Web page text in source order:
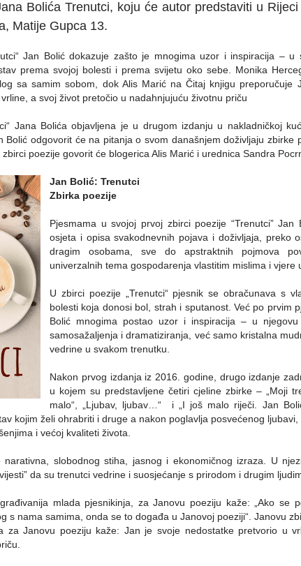
Bolića Trenutci, koju će autor predstaviti u
Matije Gupca 13.
Jan Bolić dokazuje zašto je mnogima uzor i inspiracija – u
prema svojoj bolesti i prema svijetu oko sebe. Monika
sa samim sobom, dok Alis Marić na Čitaj knjigu preporučuje
a svoj život pretočio u nadahnjujuću životnu priču
Jana Bolića objavljena je u drugom izdanju u nakladničkoj
Bolić odgovorit će na pitanja o svom današnjem doživljaju zbirke
poezije govorit će blogerica Alis Marić i urednica Sandra
Jan Bolić: Trenutci
Zbirka poezije
Pjesmama u svojoj prvoj zbirci poezije “Trenutci”
osjeta i opisa svakodnevnih pojava i doživljaja, preko
dragim osobama, sve do apstraktnih pojmova
univerzalnih tema gospodarenja vlastitim mislima i vjere
U zbirci poezije „Trenutci“ pjesnik se obračunava s
bolesti koja donosi bol, strah i sputanost. Već po prvim
Bolić mnogima postao uzor i inspiracija – u
samosažaljenja i dramatiziranja, već samo kristalna
vedrine u svakom trenutku.
Nakon prvog izdanja iz 2016. godine, drugo izdanje
u kojem su predstavljene četiri cjeline zbirke – „Moji
malo“, „Ljubav, ljubav…“ i „I još malo riječi. Jan
kojim želi ohrabriti i druge a nakon poglavlja posvećenog
i većoj kvaliteti života.
narativna, slobodnog stiha, jasnog i ekonomičnog izraza. U
da su trenutci vedrine i suosjećanje s prirodom i drugim
mlada pjesnikinja, za Janovu poeziju kaže: „Ako se
s nama samima, onda se to događa u Janovoj poeziji“. Janovu
za Janovu poeziju kaže: Jan je svoje nedostatke pretvorio u